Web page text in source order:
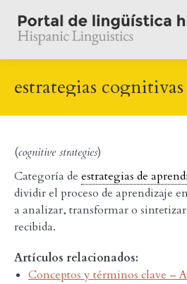
estrategias cognitivas
(cognitive strategies)
Categoría de estrategias de
dividir el proceso de aprendizaje
a analizar, transformar o
recibida.
Artículos relacionados:
Conceptos y términos clave –